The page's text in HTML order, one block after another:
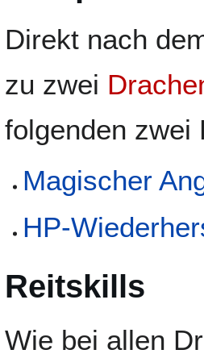
Direkt nach
zu zwei
folgenden
Magischer
HP-
Reitskills
Wie bei allen